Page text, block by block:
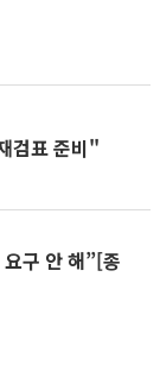
검표 준비"
구 안 해”[종